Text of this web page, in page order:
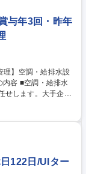
【札
子会社）/年間休日12
与年3回・昨年
せします。大手企業
ています。 ●受
はOJT形式で学ん
を行って頂きま
122日/UIター